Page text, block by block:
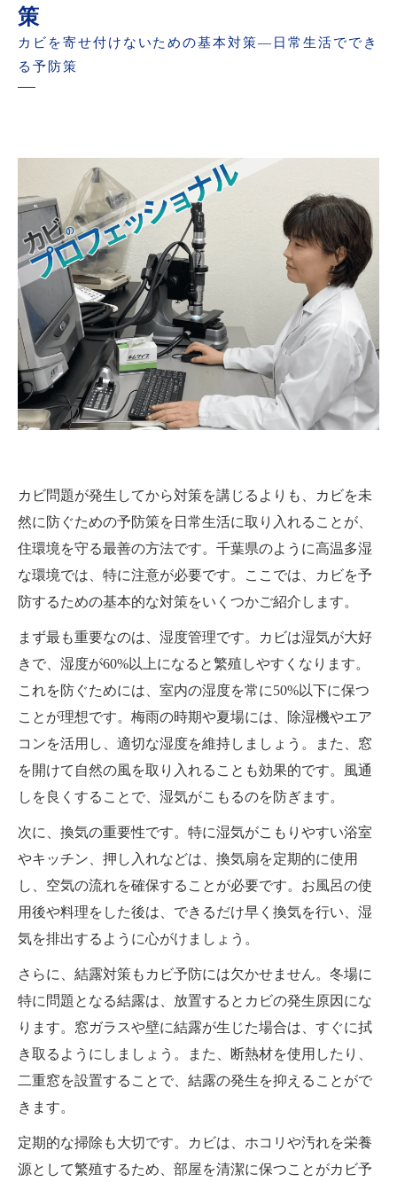
策
カビを寄せ付けないための基本対策—日常生活ででき
る予防策
カビ問題が発生してから対策を講じるよりも、カビを未
然に防ぐための予防策を日常生活に取り入れることが、
住環境を守る最善の方法です。千葉県のように高温多湿
な環境では、特に注意が必要です。ここでは、カビを予
防するための基本的な対策をいくつかご紹介します。
まず最も重要なのは、湿度管理です。カビは湿気が大好
きで、湿度が60%以上になると繁殖しやすくなります。
これを防ぐためには、室内の湿度を常に50%以下に保つ
ことが理想です。梅雨の時期や夏場には、除湿機やエア
コンを活用し、適切な湿度を維持しましょう。また、窓
を開けて自然の風を取り入れることも効果的です。風通
しを良くすることで、湿気がこもるのを防ぎます。
次に、換気の重要性です。特に湿気がこもりやすい浴室
やキッチン、押し入れなどは、換気扇を定期的に使用
し、空気の流れを確保することが必要です。お風呂の使
用後や料理をした後は、できるだけ早く換気を行い、湿
気を排出するように心がけましょう。
さらに、結露対策もカビ予防には欠かせません。冬場に
特に問題となる結露は、放置するとカビの発生原因にな
ります。窓ガラスや壁に結露が生じた場合は、すぐに拭
き取るようにしましょう。また、断熱材を使用したり、
二重窓を設置することで、結露の発生を抑えることがで
きます。
定期的な掃除も大切です。カビは、ホコリや汚れを栄養
源として繁殖するため、部屋を清潔に保つことがカビ予